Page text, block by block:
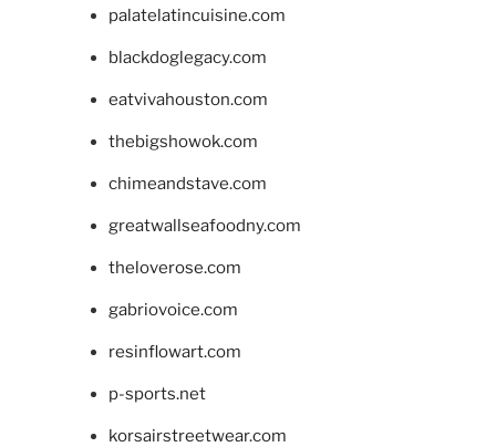
palatelatincuisine.com
blackdoglegacy.com
eatvivahouston.com
thebigshowok.com
chimeandstave.com
greatwallseafoodny.com
theloverose.com
gabriovoice.com
resinflowart.com
p-sports.net
korsairstreetwear.com